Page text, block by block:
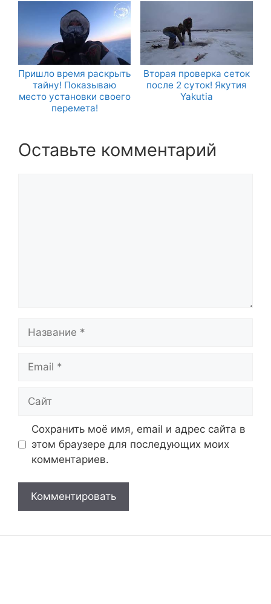
Пришло время раскрыть
тайну! Показываю
место установки своего
перемета!
Вторая проверка сеток
после 2 суток! Якутия
Yakutia
Оставьте комментарий
Сохранить моё имя, email и адрес сайта в
этом браузере для последующих моих
комментариев.